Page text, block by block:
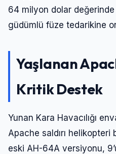
64 milyon dolar
güdümlü füze tedarikine
Yaşlanan
Kritik Destek
Yunan Kara Havacılığı
Apache saldırı helikopteri
eski AH-64A versiyonu,